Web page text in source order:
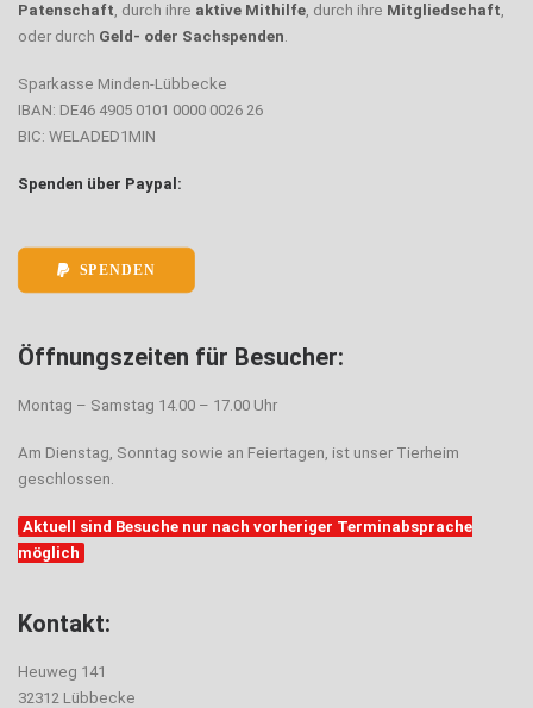
Patenschaft, durch ihre aktive Mithilfe, durch ihre Mitgliedschaft,
oder durch Geld- oder Sachspenden.
Sparkasse Minden-Lübbecke
IBAN: DE46 4905 0101 0000 0026 26
BIC: WELADED1MIN
Spenden über Paypal:
SPENDEN
Öffnungszeiten für Besucher:
Montag – Samstag 14.00 – 17.00 Uhr
Am Dienstag, Sonntag sowie an Feiertagen, ist unser Tierheim
geschlossen.
Aktuell sind Besuche nur nach vorheriger Terminabsprache
möglich
Kontakt:
Heuweg 141
32312 Lübbecke